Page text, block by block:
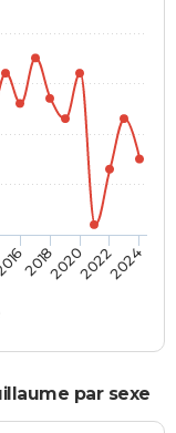
2018202020222024
par sexe